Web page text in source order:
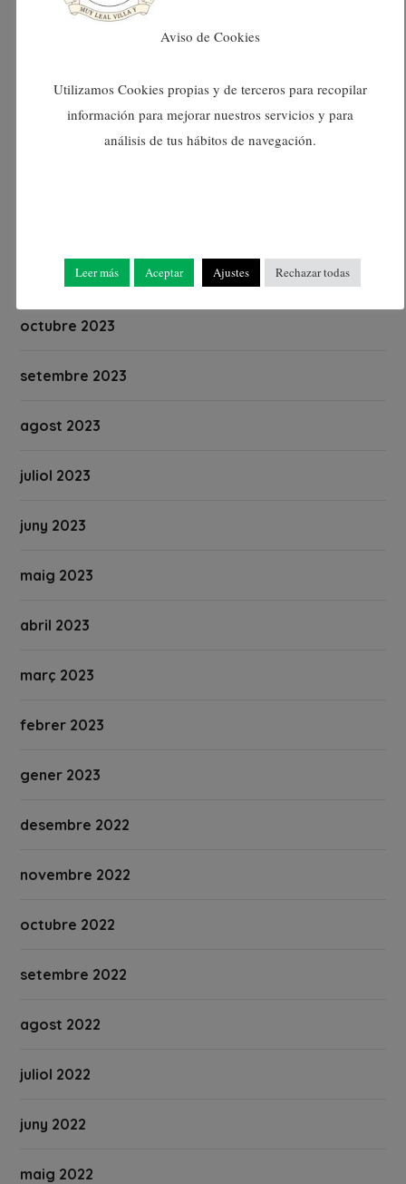
febrer 2024
novembre 2023
octubre 2023
setembre 2023
agost 2023
juliol 2023
juny 2023
maig 2023
abril 2023
març 2023
febrer 2023
gener 2023
desembre 2022
novembre 2022
octubre 2022
setembre 2022
agost 2022
juliol 2022
juny 2022
maig 2022
Aviso de Cookies
Utilizamos Cookies propias y de terceros para recopilar
información para mejorar nuestros servicios y para
análisis de tus hábitos de navegación.
Leer más Aceptar Ajustes Rechazar todas